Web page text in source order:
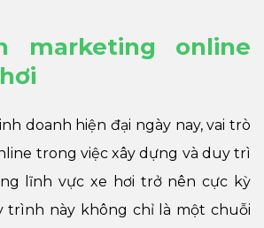
marketing online
doanh hiện đại ngày nay, vai trò
trong việc xây dựng và duy trì
lĩnh vực xe hơi trở nên cực kỳ
trình này không chỉ là một chuỗi